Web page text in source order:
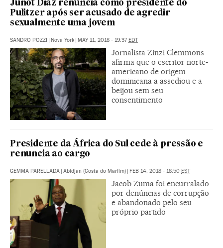
Junot Díaz renuncia como presidente do
Pulitzer após ser acusado de agredir
sexualmente uma jovem
SANDRO POZZI | Nova York | MAY 11, 2018 - 19:37EDT
Jornalista Zinzi Clemmons
afirma que o escritor norte-
americano de origem
dominicana a assediou e a
beijou sem seu
consentimento
Presidente da África do Sul cede à pressão e
renuncia ao cargo
GEMMA PARELLADA | Abidjan (Costa do Marfim) | FEB 14, 2018 - 18:50 EST
Jacob Zuma foi encurralado
por denúncias de corrupção
e abandonado pelo seu
próprio partido